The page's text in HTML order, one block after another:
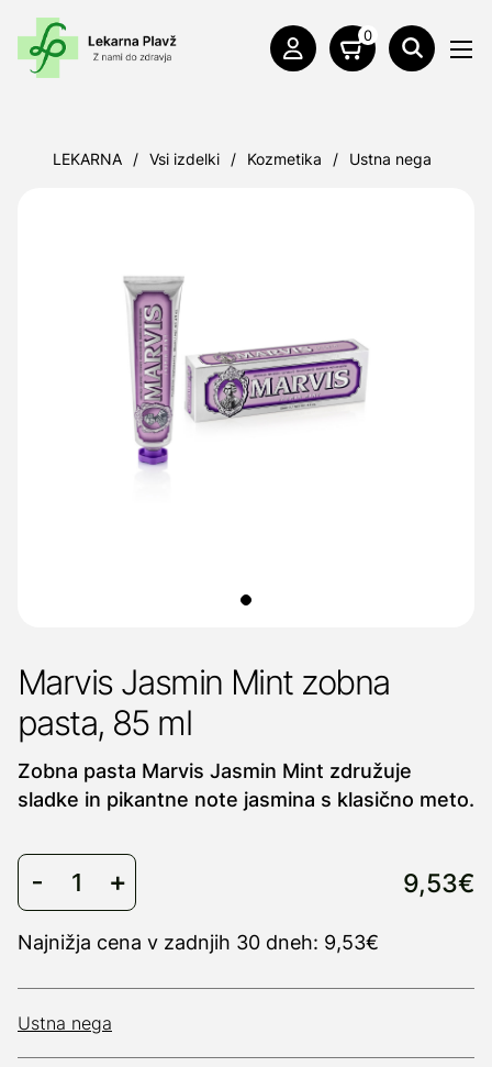
0
LEKARNA / Vsi izdelki / Kozmetika / Ustna nega
Marvis Jasmin Mint zobna
pasta, 85 ml
Zobna pasta Marvis Jasmin Mint združuje
sladke in pikantne note jasmina s klasično meto.
9,53€
Najnižja cena v zadnjih 30 dneh: 9,53€
Ustna nega